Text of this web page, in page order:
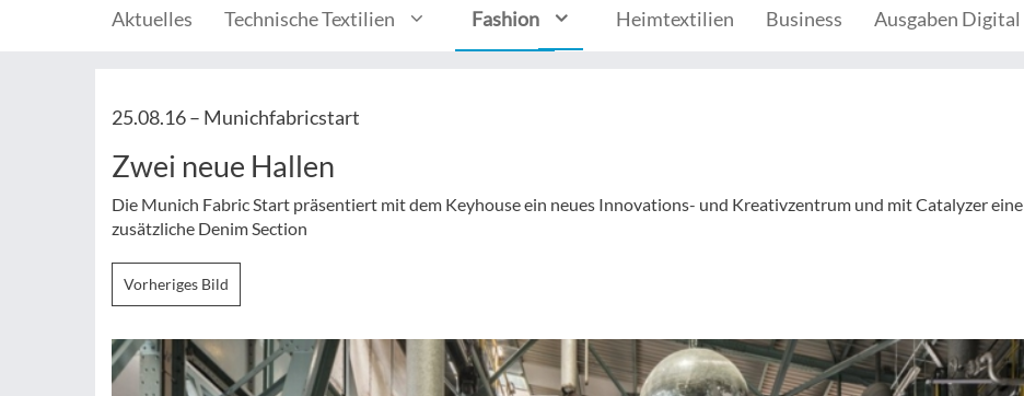
Aktuelles Technische Textilien Fashion Heimtextilien Business Ausgaben Digital
25.08.16 – Munichfabricstart
Zwei neue Hallen
Die Munich Fabric Start präsentiert mit dem Keyhouse ein neues Innovations- und Kreativzentrum und mit Catalyzer eine
zusätzliche Denim Section
Vorheriges Bild